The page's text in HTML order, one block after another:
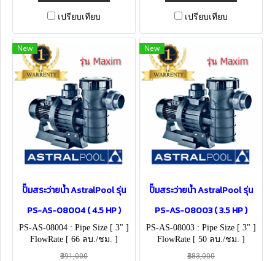
เปรียบเทียบ เปรียบเทียบ
New
ปั๊มสระว่ายน้ำ AstralPool รุ่น
PS-AS-08004 ( 4.5 HP )
PS-AS-08004 : Pipe Size [ 3" ]
FlowRate [ 66 ลบ./ชม. ]
฿91,000
New
ปั๊มสระว่ายน้ำ AstralPool รุ่น
PS-AS-08003 ( 3.5 HP )
PS-AS-08003 : Pipe Size [ 3" ]
FlowRate [ 50 ลบ./ชม. ]
฿83,000